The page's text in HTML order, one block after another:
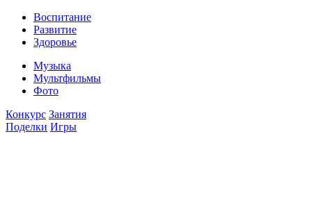
Воспитание
Развитие
Здоровье
Музыка
Мультфильмы
Фото
Конкурс Занятия
Поделки Игры